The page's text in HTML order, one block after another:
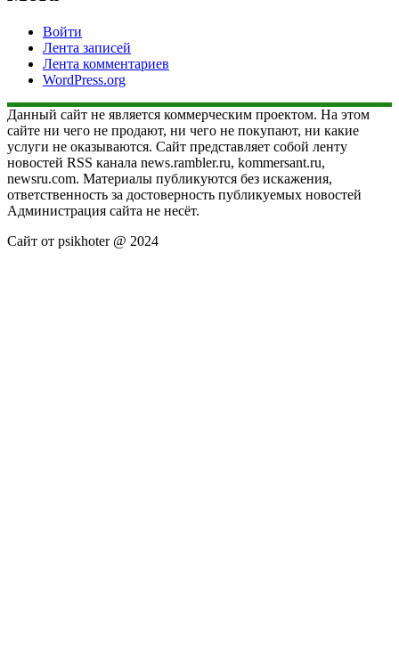
Войти
Лента записей
Лента комментариев
WordPress.org
Данный сайт не является коммерческим проектом. На этом
сайте ни чего не продают, ни чего не покупают, ни какие
услуги не оказываются. Сайт представляет собой ленту
новостей RSS канала news.rambler.ru, kommersant.ru,
newsru.com. Материалы публикуются без искажения,
ответственность за достоверность публикуемых новостей
Администрация сайта не несёт.
Сайт от psikhoter @ 2024